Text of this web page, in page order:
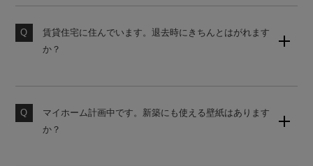
壁紙の貼り方はこちら
賃貸住宅に住んでいます。退去時にきちんとはがれます
か？
おすすめします。
マイホーム計画中です。新築にも使える壁紙はあります
か？